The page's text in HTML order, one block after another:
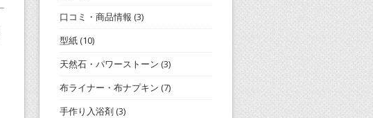
口コミ・商品情報 (3)
型紙(10)
天然石・パワーストーン (3)
布ライナー・布ナプキン (7)
手作り入浴剤(3)